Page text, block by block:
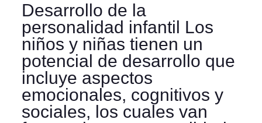
Desarrollo de la
personalidad infantil Los
niños y niñas tienen un
potencial de desarrollo que
incluye aspectos
emocionales, cognitivos y
sociales, los cuales van